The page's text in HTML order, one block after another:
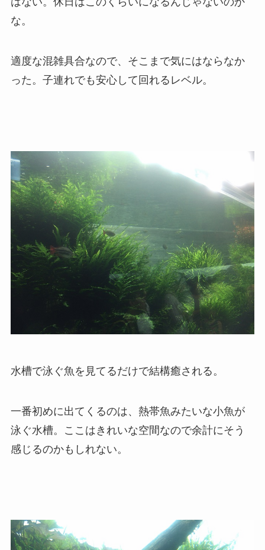
な。
適度な混雑具合なので、そこまで気にはならなか
った。子連れでも安心して回れるレベル。
水槽で泳ぐ魚を見てるだけで結構癒される。
一番初めに出てくるのは、熱帯魚みたいな小魚が
泳ぐ水槽。ここはきれいな空間なので余計にそう
感じるのかもしれない。